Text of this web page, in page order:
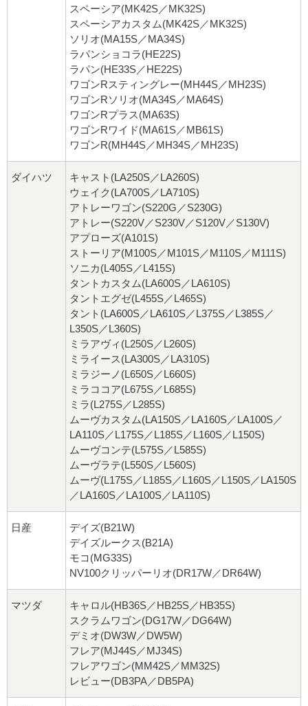
スペーシア(MK42S／MK32S)
スペーシアカスタム(MK42S／MK32S)
ソリオ(MA15S／MA34S)
ラパンショコラ(HE22S)
ラパン(HE33S／HE22S)
ワゴンRスティングレー(MH44S／MH23S)
ワゴンRソリオ(MA34S／MA64S)
ワゴンRプラス(MA63S)
ワゴンRワイド(MA61S／MB61S)
ワゴンR(MH44S／MH34S／MH23S)
ダイハツ
キャスト(LA250S／LA260S)
ウェイク(LA700S／LA710S)
アトレーワゴン(S220G／S230G)
アトレー(S220V／S230V／S120V／S130V)
アプローズ(A101S)
ストーリア(M100S／M101S／M110S／M111S)
ソニカ(L405S／L415S)
タントカスタム(LA600S／LA610S)
タントエグゼ(L455S／L465S)
タント(LA600S／LA610S／L375S／L385S／
L350S／L360S)
ミラアヴィ(L250S／L260S)
ミライース(LA300S／LA310S)
ミラジーノ(L650S／L660S)
ミラココア(L675S／L685S)
ミラ(L275S／L285S)
ムーヴカスタム(LA150S／LA160S／LA100S／
LA110S／L175S／L185S／L160S／L150S)
ムーヴコンテ(L575S／L585S)
ムーヴラテ(L550S／L560S)
ムーヴ(L175S／L185S／L160S／L150S／LA150S
／LA160S／LA100S／LA110S)
日産
デイズ(B21W)
デイズルークス(B21A)
モコ(MG33S)
NV100クリッパーリオ(DR17W／DR64W)
マツダ
キャロル(HB36S／HB25S／HB35S)
スクラムワゴン(DG17W／DG64W)
デミオ(DW3W／DW5W)
フレア(MJ44S／MJ34S)
フレアワゴン(MM42S／MM32S)
レビュー(DB3PA／DB5PA)